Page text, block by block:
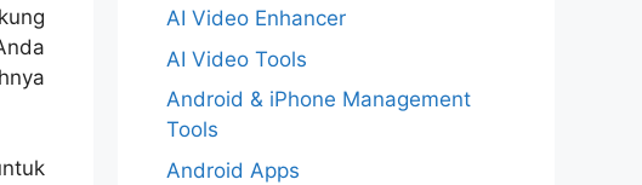
AI Video Enhancer
AI Video Tools
Android & iPhone Management
Tools
Android Apps